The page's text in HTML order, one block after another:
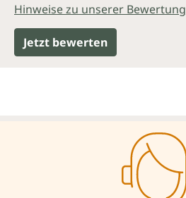
Hinweise zu unserer
Jetzt bewerten